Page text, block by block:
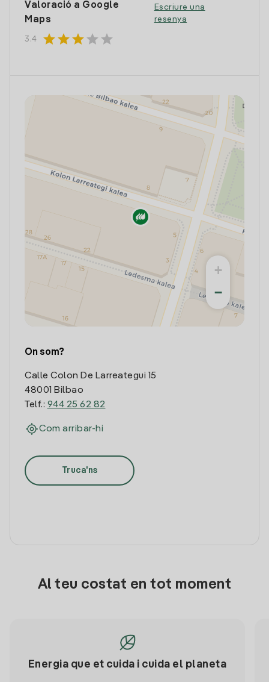
Valoració a Google
Maps
3.4 starstarstar star star
Escriure una
resenya
+
−
On som?
Calle Colon De Larreategui 15
48001 Bilbao
Telf.: 944 25 62 82
Com arribar-hi
Truca'ns
Al teu costat en tot moment
Energia que et cuida i cuida el planeta